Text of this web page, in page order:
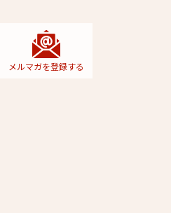
メルマガを登録する